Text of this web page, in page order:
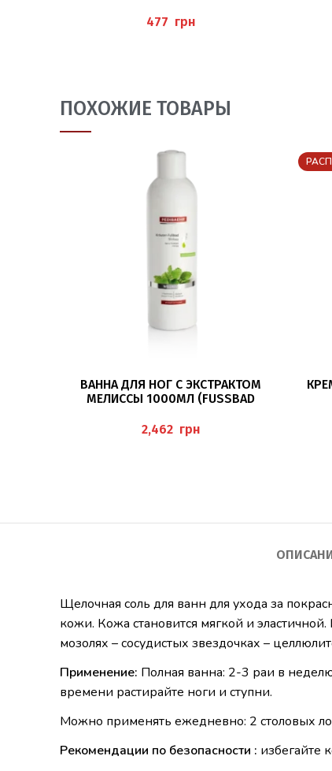
грн
ПОХОЖИЕ ТОВАРЫ
В КОРЗИНУ
ВАННА ДЛЯ НОГ С ЭКСТРАКТОМ
МЕЛИССЫ 1000МЛ (FUSSBAD M
грн
Щелочная соль для ванн для ухода за
кожи. Кожа становится мягкой и
мозолях – сосудистых звездочках –
Применение: Полная ванна: 2-3 раи в
времени растирайте ноги и ступни.
Можно применять ежедневно: 2 столовых
Рекомендации по безопасности : избегайте